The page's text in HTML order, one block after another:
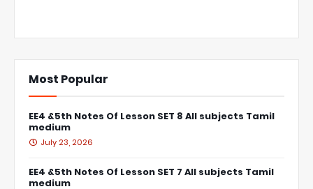
Most Popular
EE4 &5th Notes Of Lesson SET 8 All subjects Tamil
medium
July 23, 2026
EE4 &5th Notes Of Lesson SET 7 All subjects Tamil
medium